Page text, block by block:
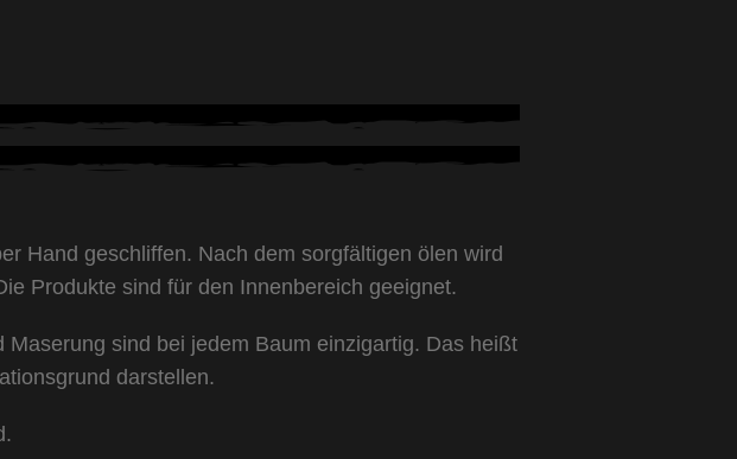
Hand geschliffen. Nach dem sorgfältigen ölen wird
Produkte sind für den Innenbereich geeignet.
sind bei jedem Baum einzigartig. Das heißt
darstellen.